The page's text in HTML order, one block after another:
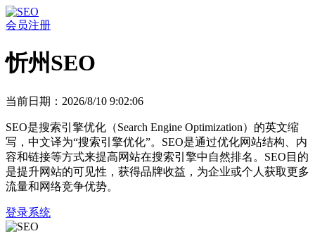
会员注册
忻州SEO
当前日期：2026/8/10 9:02:06
SEO是搜索引擎优化（Search Engine Optimization）的英文缩
写，中文译为“搜索引擎优化”。SEO是通过优化网站结构、内
容和链接等方式来提高网站在搜索引擎中自然排名。SEO目的
是提升网站的可见性，获得品牌收益，为企业或个人获取更多
流量和网络竞争优势。
登录系统